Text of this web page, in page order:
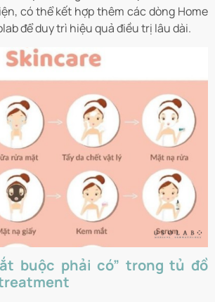
có thể kết hợp thêm các dòng Home
để duy trì hiệu quả điều trị lâu dài.
buộc phải có” trong tủ đồ